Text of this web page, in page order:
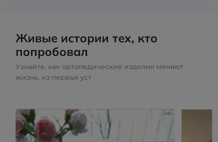
Живые истории тех, кто
попробовал
Узнайте, как ортопедические изделия меняют
жизнь, из первых уст